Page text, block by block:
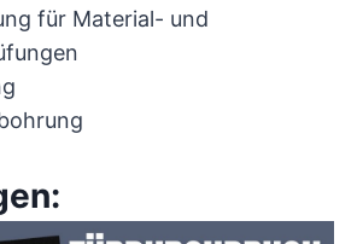
für Material- und